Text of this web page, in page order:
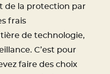
de la protection par
frais
de technologie,
C’est pour
faire des choix